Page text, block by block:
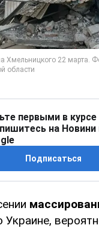
первыми в курсе
на Новини
Подписаться
Украине,